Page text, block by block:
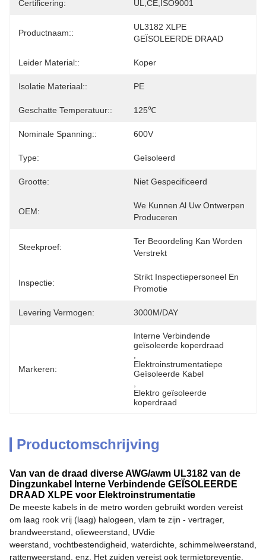
Certificering: UL,CE,ISO9001
Productnaam::
UL3182 XLPE
GEÏSOLEERDE DRAAD
Leider Material:: Koper
Isolatie Materiaal:: PE
Geschatte Temperatuur:: 125℃
Nominale Spanning:: 600V
Type: Geïsoleerd
Grootte: Niet Gespecificeerd
OEM:
We Kunnen Al Uw Ontwerpen
Produceren
Steekproef:
Ter Beoordeling Kan Worden
Verstrekt
Inspectie:
Strikt Inspectiepersoneel En
Promotie
Levering Vermogen: 3000M/DAY
Markeren:
Interne Verbindende
geïsoleerde koperdraad
Elektroinstrumentatiepe
Geïsoleerde Kabel
Elektro geïsoleerde
koperdraad
Productomschrijving
Van van de draad diverse AWG/awm UL3182 van de
Dingzunkabel Interne Verbindende GEÏSOLEERDE
DRAAD XLPE voor Elektroinstrumentatie
De meeste kabels in de metro worden gebruikt worden vereist
om laag rook vrij (laag) halogeen, vlam te zijn - vertrager,
brandweerstand, olieweerstand, UVdie
weerstand, vochtbestendigheid, waterdichte, schimmelweerstand,
rattenweerstand, enz. Het zuiden vereist ook termietpreventie.